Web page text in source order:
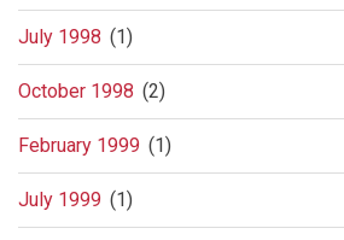
July 1998 (1)
October 1998 (2)
February 1999 (1)
July 1999 (1)